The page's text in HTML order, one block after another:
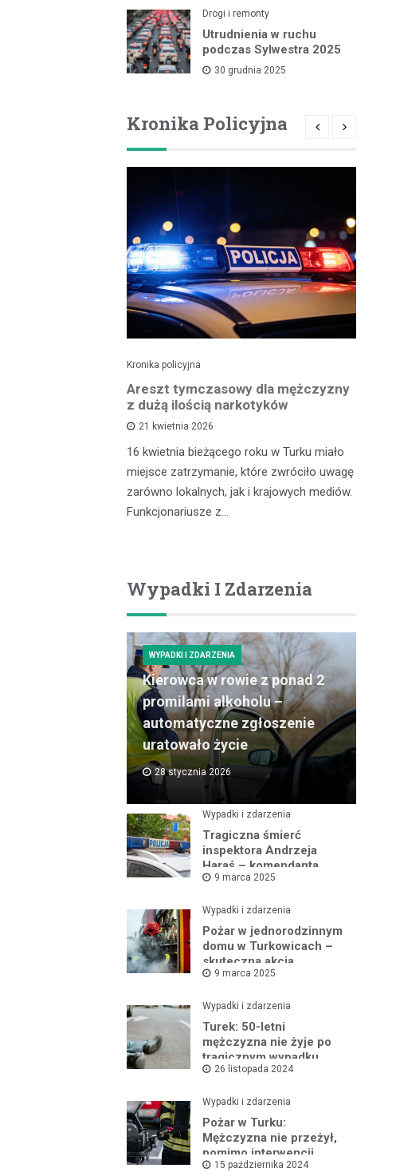
Drogi i remonty
Utrudnienia w ruchu
podczas Sylwestra 2025
30 grudnia 2025
Kronika Policyjna
Kronika policyjna
Areszt tymczasowy dla mężczyzny
z dużą ilością narkotyków
21 kwietnia 2026
16 kwietnia bieżącego roku w Turku miało
miejsce zatrzymanie, które zwróciło uwagę
zarówno lokalnych, jak i krajowych mediów.
Funkcjonariusze z…
Wypadki I Zdarzenia
WYPADKI I ZDARZENIA
Kierowca w rowie z ponad 2
promilami alkoholu –
automatyczne zgłoszenie
uratowało życie
28 stycznia 2026
Wypadki i zdarzenia
Tragiczna śmierć
inspektora Andrzeja
Haraś – komendanta
policji w Turku po kolizji z
9 marca 2025
Wypadki i zdarzenia
Pożar w jednorodzinnym
domu w Turkowicach –
skuteczna akcja
strażaków uniemożliwiła
rozprzestrzenianie się
ognia
9 marca 2025
Wypadki i zdarzenia
Turek: 50-letni
mężczyzna nie żyje po
tragicznym wypadku
samochodowym
26 listopada 2024
Wypadki i zdarzenia
Pożar w Turku:
Mężczyzna nie przeżył,
pomimo interwencji
straży pożarnej
15 października 2024